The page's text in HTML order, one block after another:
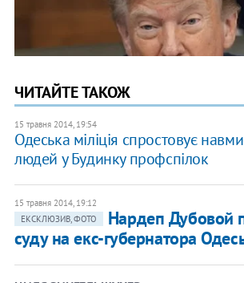
ЧИТАЙТЕ ТАКОЖ
15 травня 2014, 19:54
Одеська міліція спростовує
людей у Будинку профспілок
15 травня 2014, 19:12
ЕКСКЛЮЗИВ, ФОТО
Нардеп Дубовой
суду на екс-губернатора